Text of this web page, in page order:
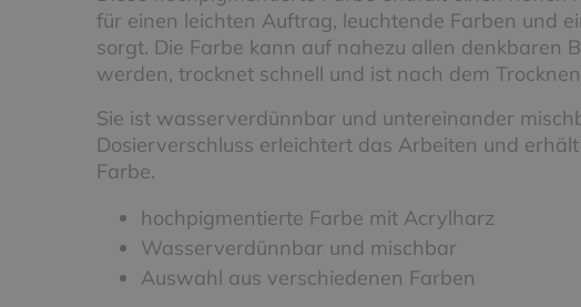
für einen leichten Auftrag, leuchtende Farben und
sorgt. Die Farbe kann auf nahezu allen denkbaren
werden, trocknet schnell und ist nach dem
Sie ist wasserverdünnbar und untereinander
Dosierverschluss erleichtert das Arbeiten und
Farbe.
hochpigmentierte Farbe mit Acrylharz
Wasserverdünnbar und mischbar
Auswahl aus verschiedenen Farben